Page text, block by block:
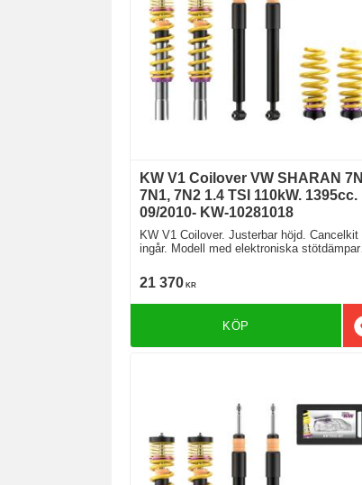
KW V1 Coilover VW SHARAN 7N
7N1, 7N2 1.4 TSI 110kW. 1395cc.
09/2010- KW-10281018
KW V1 Coilover. Justerbar höjd. Cancelkit
ingår. Modell med elektroniska stötdämpare
21 370 KR
KÖP